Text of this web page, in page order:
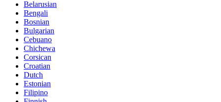
Belarusian
Bengali
Bosnian
Bulgarian
Cebuano
Chichewa
Corsican
Croatian
Dutch
Estonian
Filipino